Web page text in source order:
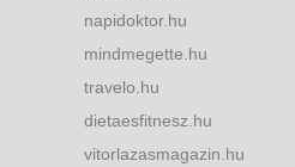
napidoktor.hu
mindmegette.hu
travelo.hu
dietaesfitnesz.hu
vitorlazasmagazin.hu